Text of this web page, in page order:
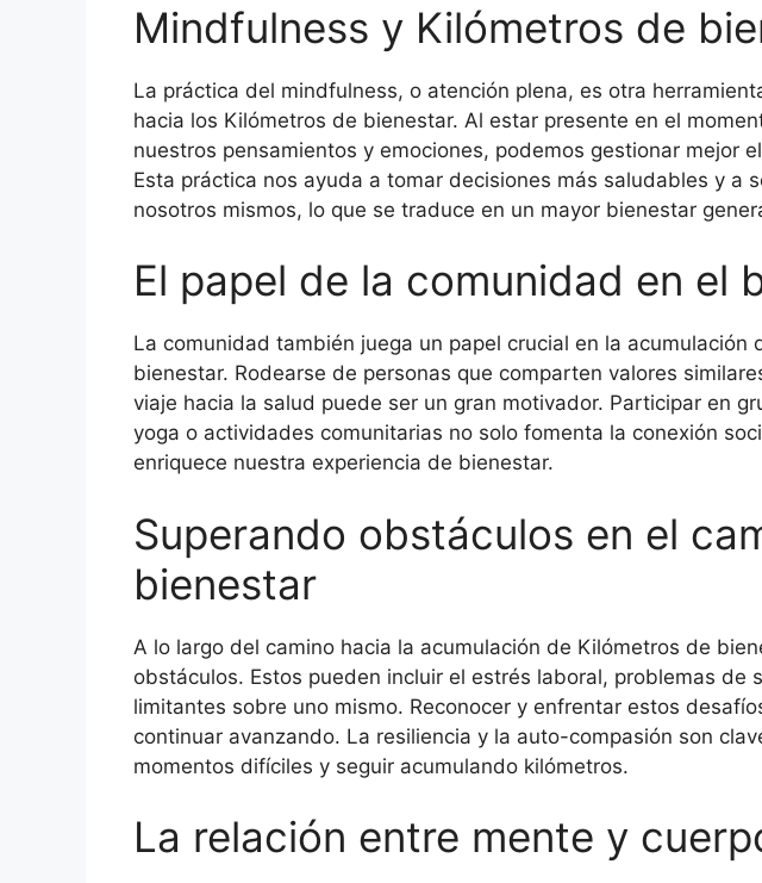
Mindfulness y Kilómetros de
La práctica del mindfulness, o atención plena, es otra
hacia los Kilómetros de bienestar. Al estar presente en el
nuestros pensamientos y emociones, podemos gestionar mejor
Esta práctica nos ayuda a tomar decisiones más saludables y a
nosotros mismos, lo que se traduce en un mayor bienestar
El papel de la comunidad en el
La comunidad también juega un papel crucial en la acumulación
bienestar. Rodearse de personas que comparten valores
viaje hacia la salud puede ser un gran motivador. Participar en
yoga o actividades comunitarias no solo fomenta la conexión
enriquece nuestra experiencia de bienestar.
Superando obstáculos en el
bienestar
A lo largo del camino hacia la acumulación de Kilómetros de
obstáculos. Estos pueden incluir el estrés laboral, problemas de
limitantes sobre uno mismo. Reconocer y enfrentar estos
continuar avanzando. La resiliencia y la auto-compasión son
momentos difíciles y seguir acumulando kilómetros.
La relación entre mente y